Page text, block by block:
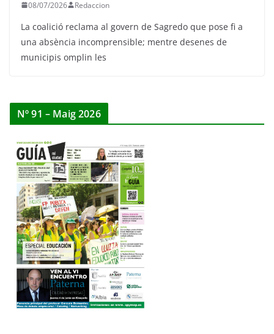
08/07/2026 Redaccion
La coalició reclama al govern de Sagredo que pose fi a
una absència incomprensible; mentre desenes de
municipis omplin les
Nº 91 – Maig 2026